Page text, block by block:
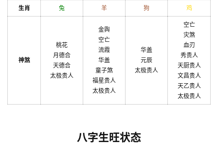
生肖 兔 羊 狗 鸡
神煞
桃花
月德合
天德合
太极贵人
金舆
空亡
流霞
华盖
童子煞
福星贵人
太极贵人
华盖
元辰
太极贵人
空亡
灾煞
血刃
秀贵人
天厨贵人
文昌贵人
天乙贵人
太极贵人
八字生旺状态